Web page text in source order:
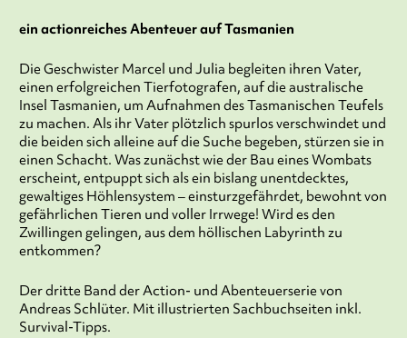
ein actionreiches Abenteuer auf Tasmanien
Die Geschwister Marcel und Julia begleiten ihren Vater,
einen erfolgreichen Tierfotografen, auf die australische
Insel Tasmanien, um Aufnahmen des Tasmanischen Teufels
zu machen. Als ihr Vater plötzlich spurlos verschwindet und
die beiden sich alleine auf die Suche begeben, stürzen sie in
einen Schacht. Was zunächst wie der Bau eines Wombats
erscheint, entpuppt sich als ein bislang unentdecktes,
gewaltiges Höhlensystem – einsturzgefährdet, bewohnt von
gefährlichen Tieren und voller Irrwege! Wird es den
Zwillingen gelingen, aus dem höllischen Labyrinth zu
entkommen?
Der dritte Band der Action- und Abenteuerserie von
Andreas Schlüter. Mit illustrierten Sachbuchseiten inkl.
Survival-Tipps.